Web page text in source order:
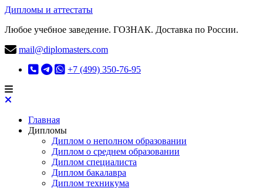
Дипломы и аттестаты
Любое учебное заведение. ГОЗНАК. Доставка по России.
mail@diplomasters.com
+7 (499) 350-76-95
Главная
Дипломы
Диплом о неполном образовании
Диплом о среднем образовании
Диплом специалиста
Диплом бакалавра
Диплом техникума